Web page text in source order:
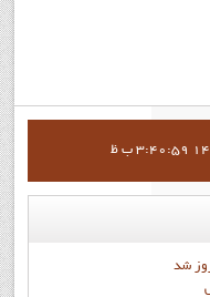
شد